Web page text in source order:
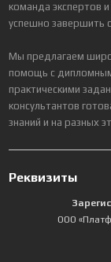
команда экспертов
успешно завершить
Мы предлагаем
помощь с
практическими
консультантов
знаний и на разных
Реквизиты
ООО